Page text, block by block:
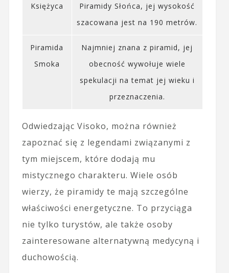
Księżyca
Piramidy Słońca, jej wysokość
szacowana jest na 190 metrów.
Piramida
Smoka
Najmniej znana z piramid, jej
obecność wywołuje wiele
spekulacji na temat jej wieku i
przeznaczenia.
Odwiedzając Visoko, można również
zapoznać się z legendami związanymi z
tym miejscem, które dodają mu
mistycznego charakteru. Wiele osób
wierzy, że piramidy te mają szczególne
właściwości energetyczne. To przyciąga
nie tylko turystów, ale także osoby
zainteresowane alternatywną medycyną i
duchowością.